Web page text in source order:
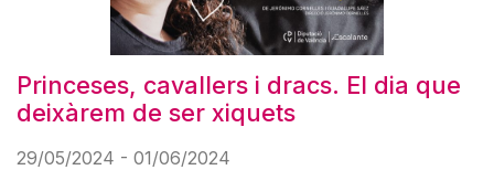
Princeses, cavallers i dracs. El dia que
deixàrem de ser xiquets
29/05/2024 - 01/06/2024